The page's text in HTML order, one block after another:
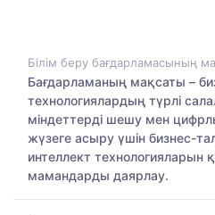
Білім беру бағдарламасының
Бағдарламаның мақсаты –
технологиялардың түрлі
міндеттерді шешу мен
жүзеге асыру үшін бизнес-
интеллект технологияларын
мамандарды даярлау.